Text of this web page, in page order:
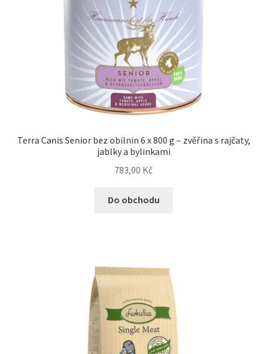
Terra Canis Senior bez obilnin 6 x 800 g – zvěřina s rajčaty,
jablky a bylinkami
783,00 Kč
Do obchodu